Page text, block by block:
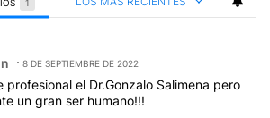
1
8 DE SEPTIEMBRE DE 2022
profesional el Dr.Gonzalo Salimena pero
un gran ser humano!!!